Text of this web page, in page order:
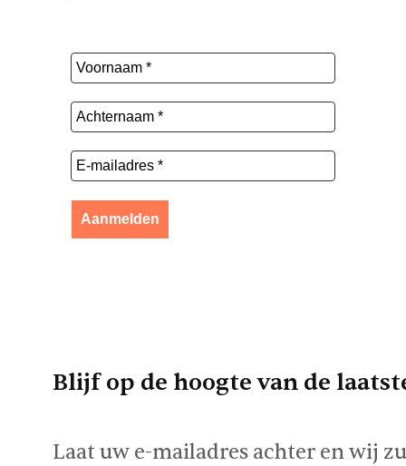
Blijf op de hoogte van de
Laat uw e-mailadres achter en wij